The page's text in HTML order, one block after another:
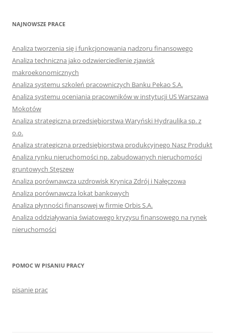
NAJNOWSZE PRACE
Analiza tworzenia się i funkcjonowania nadzoru finansowego
Analiza techniczna jako odzwierciedlenie zjawisk
makroekonomicznych
Analiza systemu szkoleń pracowniczych Banku Pekao S.A.
Analiza systemu oceniania pracowników w instytucji US Warszawa
Mokotów
Analiza strategiczna przedsiębiorstwa Waryński Hydraulika sp. z
o.o.
Analiza strategiczna przedsiębiorstwa produkcyjnego Nasz Produkt
Analiza rynku nieruchomości np. zabudowanych nieruchomości
gruntowych Stęszew
Analiza porównawcza uzdrowisk Krynica Zdrój i Nałęczowa
Analiza porównawcza lokat bankowych
Analiza płynności finansowej w firmie Orbis S.A.
Analiza oddziaływania światowego kryzysu finansowego na rynek
nieruchomości
POMOC W PISANIU PRACY
pisanie prac